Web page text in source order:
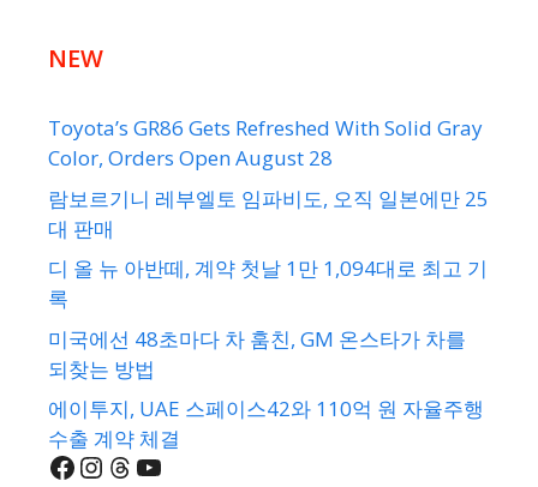
NEW
Toyota’s GR86 Gets Refreshed With Solid Gray
Color, Orders Open August 28
람보르기니 레부엘토 임파비도, 오직 일본에만 25
대 판매
디 올 뉴 아반떼, 계약 첫날 1만 1,094대로 최고 기
록
미국에선 48초마다 차 훔친, GM 온스타가 차를
되찾는 방법
에이투지, UAE 스페이스42와 110억 원 자율주행
수출 계약 체결
Facebook
Instagram
Threads
YouTube